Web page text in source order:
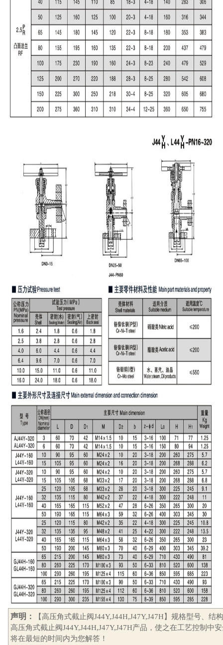
声明：
【高压角式截止阀J44Y,J44H,J47Y,J47H】规格型号、
高压角式截止阀J44Y,J44H,J47Y,J47H产品，使之在工艺控制中
将在最短的时间内为您解答！